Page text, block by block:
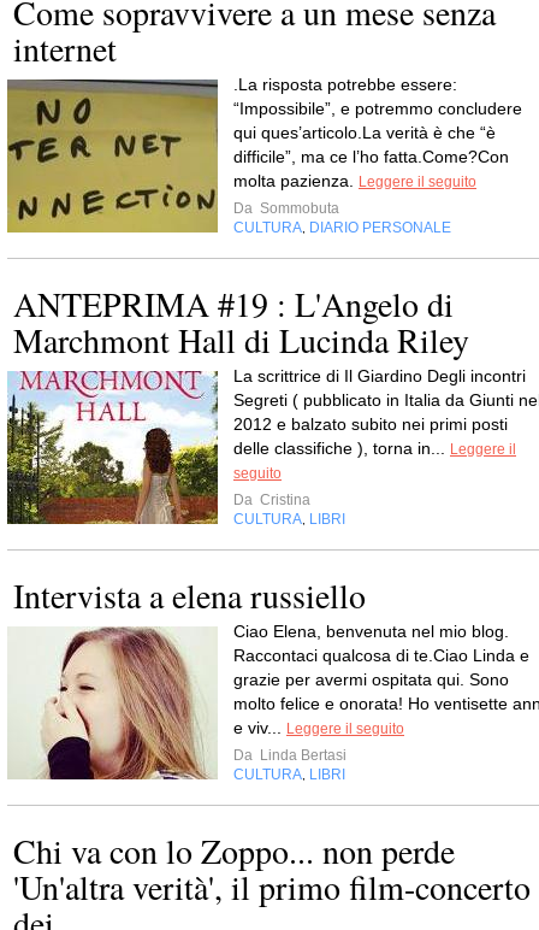
Come sopravvivere a un mese senza
internet
.La risposta potrebbe essere:
“Impossibile”, e potremmo concludere
qui ques’articolo.La verità è che “è
difficile”, ma ce l’ho fatta.Come?Con
molta pazienza.
Leggere il seguito
Da Sommobuta
CULTURA DIARIO PERSONALE
ANTEPRIMA #19 : L'Angelo di
Marchmont Hall di Lucinda Riley
La scrittrice di Il Giardino Degli incontri
Segreti ( pubblicato in Italia da Giunti
2012 e balzato subito nei primi posti
delle classifiche ), torna in...
Leggere il
seguito
Da Cristina
CULTURA LIBRI
Intervista a elena russiello
Ciao Elena, benvenuta nel mio blog.
Raccontaci qualcosa di te.Ciao Linda e
grazie per avermi ospitata qui. Sono
molto felice e onorata! Ho ventisette
e viv...
Leggere il seguito
Da Linda Bertasi
CULTURA LIBRI
Chi va con lo Zoppo... non perde
'Un'altra verità', il primo film-concerto